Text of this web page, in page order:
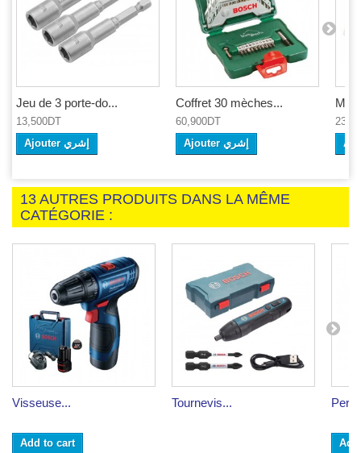
Jeu de 3 porte-do...
13,500DT
Ajouter إشري
Coffret 30 mèches...
60,900DT
Ajouter إشري
Mini
13 AUTRES PRODUITS DANS LA MÊME
CATÉGORIE :
Visseuse...
Add to cart
Tournevis...